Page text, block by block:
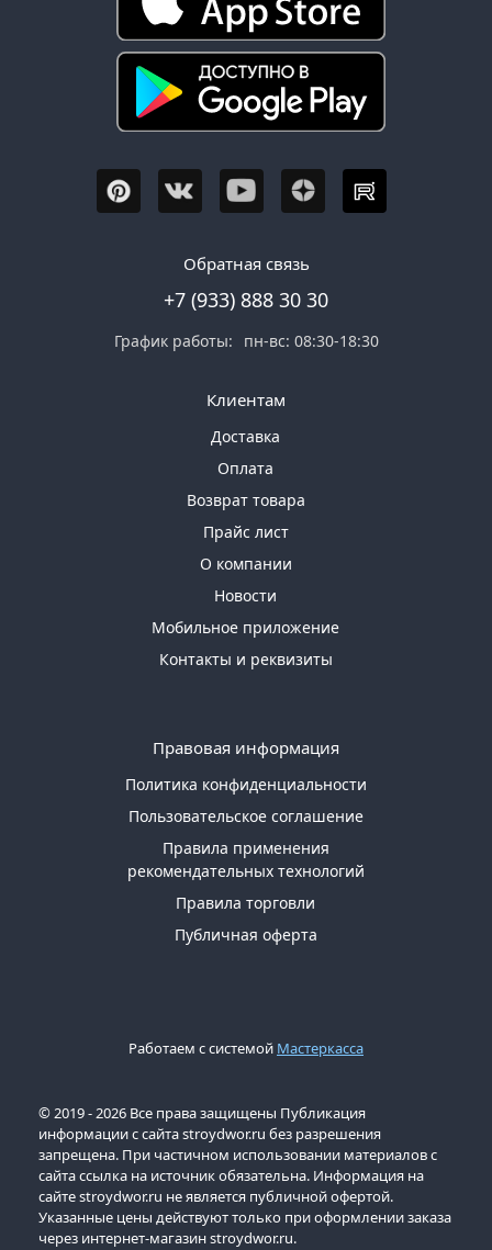
Обратная связь
+7 (933) 888 30 30
График работы: пн-вс: 08:30-18:30
Клиентам
Доставка
Оплата
Возврат товара
Прайс лист
О компании
Новости
Мобильное приложение
Контакты и реквизиты
Правовая информация
Политика конфиденциальности
Пользовательское соглашение
Правила применения
рекомендательных технологий
Правила торговли
Публичная оферта
Работаем с системой Мастеркасса
© 2019 - 2026 Все права защищены Публикация
информации с сайта stroydwor.ru без разрешения
запрещена. При частичном использовании материалов с
сайта ссылка на источник обязательна. Информация на
сайте stroydwor.ru не является публичной офертой.
Указанные цены действуют только при оформлении заказа
через интернет-магазин stroydwor.ru.